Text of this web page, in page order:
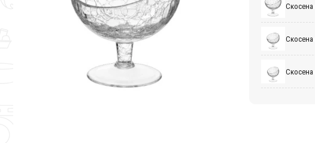
Скосена
Скосена
Скосена